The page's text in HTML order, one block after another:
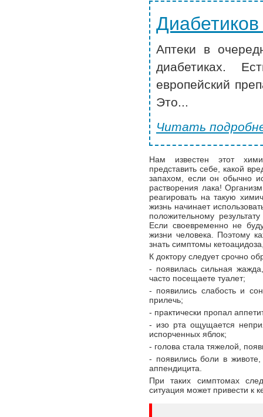
Аптеки в
диабетиках.
европейский
Это...
Читать
Нам известен этот
представить себе, какой
запахом, если он обычно
растворения лака!
реагировать на такую
жизнь начинает
положительному
Если своевременно не
жизни человека. Поэтому
знать симптомы
К доктору следует срочно
- появилась сильная
часто посещаете туалет;
- появились слабость и
прилечь;
- практически пропал
- изо рта ощущается
испорченных яблок;
- голова стала тяжелой,
- появились боли в
аппендицита.
При таких симптомах
ситуация может привести к